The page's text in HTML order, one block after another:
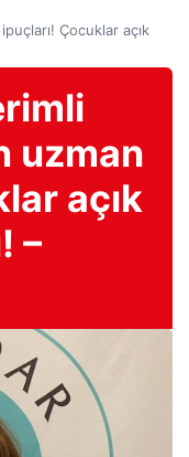
Çocuklar açık
uzman
açık
–